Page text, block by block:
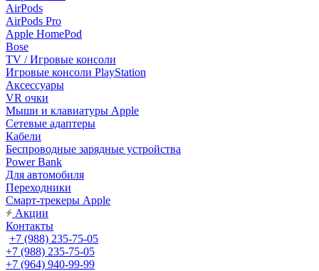
AirPods
AirPods Pro
Apple HomePod
Bose
TV / Игровые консоли
Игровые консоли PlayStation
Аксессуары
VR очки
Мыши и клавиатуры Apple
Сетевые адаптеры
Кабели
Беспроводные зарядные устройства
Power Bank
Для автомобиля
Переходники
Смарт-трекеры Apple
Акции
Контакты
+7 (988) 235-75-05
+7 (988) 235-75-05
+7 (964) 940-99-99